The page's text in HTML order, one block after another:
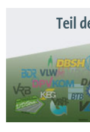
Teil